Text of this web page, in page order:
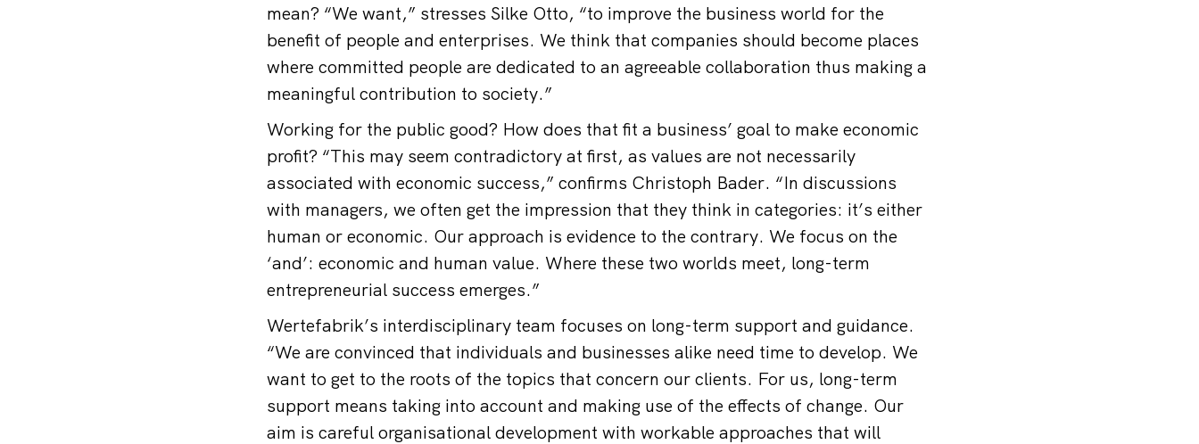
mean? “We want,” stresses Silke Otto, “to improve the business world for the
benefit of people and enterprises. We think that companies should become places
where committed people are dedicated to an agreeable collaboration thus making a
meaningful contribution to society.”
Working for the public good? How does that fit a business’ goal to make economic
profit? “This may seem contradictory at first, as values are not necessarily
associated with economic success,” confirms Christoph Bader. “In discussions
with managers, we often get the impression that they think in categories: it’s either
human or economic. Our approach is evidence to the contrary. We focus on the
‘and’: economic and human value. Where these two worlds meet, long-term
entrepreneurial success emerges.”
Wertefabrik’s interdisciplinary team focuses on long-term support and guidance.
“We are convinced that individuals and businesses alike need time to develop. We
want to get to the roots of the topics that concern our clients. For us, long-term
support means taking into account and making use of the effects of change. Our
aim is careful organisational development with workable approaches that will